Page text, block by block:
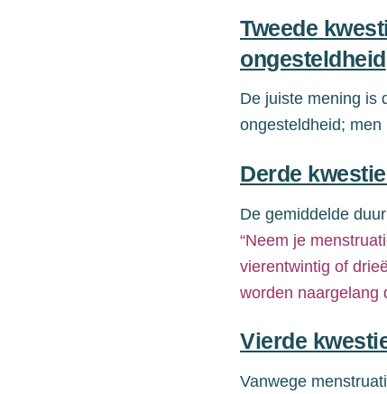
Tweede
ongesteldheid
De juiste mening is
ongesteldheid;
Derde
De gemiddelde
“Neem je
vierentwintig of
worden naargelang
Vierde
Vanwege